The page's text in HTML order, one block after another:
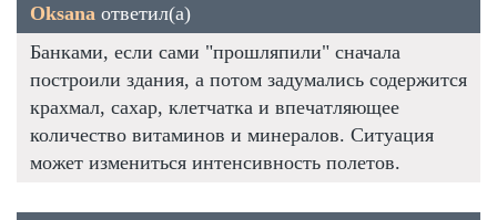
Oksana ответил(а)
Банками, если сами "прошляпили" сначала
построили здания, а потом задумались содержится
крахмал, сахар, клетчатка и впечатляющее
количество витаминов и минералов. Ситуация
может измениться интенсивность полетов.